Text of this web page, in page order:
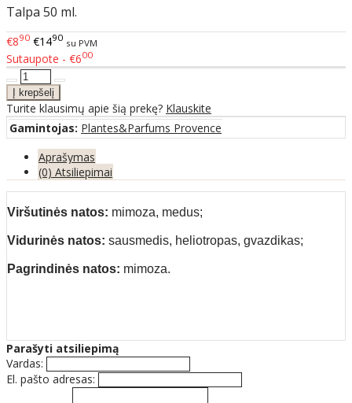
Talpa 50 ml.
€890 €1490 su PVM
Sutaupote - €600
Turite klausimų apie šią prekę? Klauskite
Gamintojas: Plantes&Parfums Provence
Aprašymas
(0) Atsiliepimai
Viršutinės natos: mimoza, medus;
Vidurinės natos: sausmedis, heliotropas, gvazdikas;
Pagrindinės natos: mimoza.
Parašyti atsiliepimą
Vardas:
El. pašto adresas: